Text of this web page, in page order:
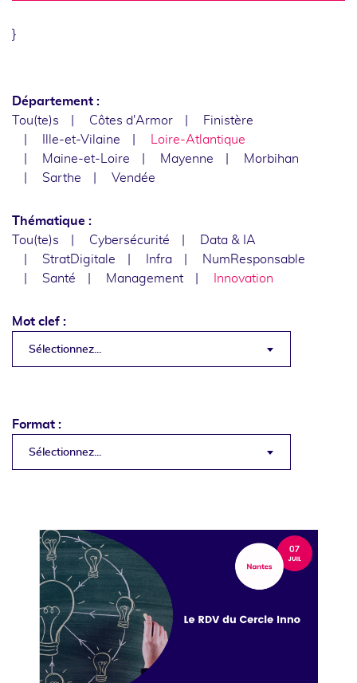
}
Département :
Tou(te)s
Côtes d'Armor
Finistère
Ille-et-Vilaine
Loire-Atlantique
Maine-et-Loire
Mayenne
Morbihan
Sarthe
Vendée
Thématique :
Tou(te)s
Cybersécurité
Data & IA
StratDigitale
Infra
NumResponsable
Santé
Management Innovation
Mot clef :
Sélectionnez...
Format :
Sélectionnez...